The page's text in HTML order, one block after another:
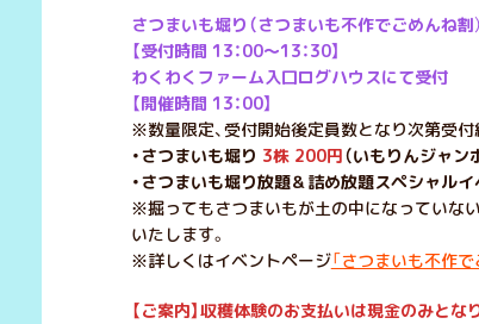
さつまいも堀り（さつまいも不作でごめんね割）
【受付時間 13：00～13：30】
わくわくファーム入口ログハウスにて受付
【開催時間 13：00】
※数量限定、受付開始後定員数となり次第受付
・さつまいも堀り 3株 200円（いもりんジャン
・さつまいも堀り放題＆詰め放題スペシャルイ
※掘ってもさつまいもが土の中になっていな
いたします。
※詳しくはイベントページ「さつまいも不作で
【ご案内】収穫体験のお支払いは現金のみとな